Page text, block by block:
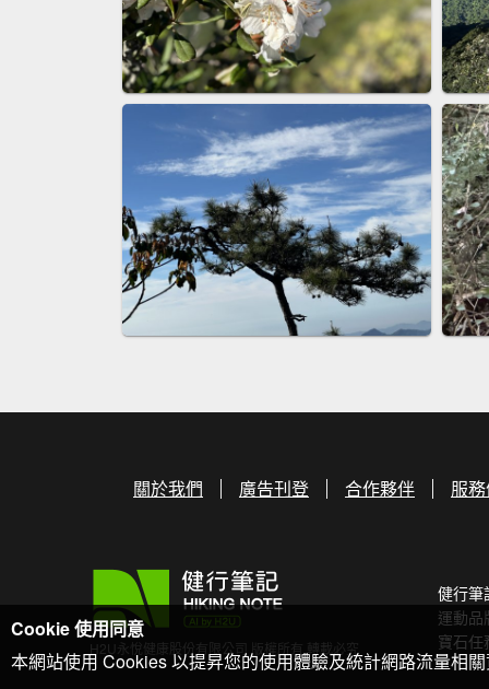
關於我們 廣告刊登 合作夥伴 服
H2U永悅健康股份有限公司 版權所有 轉載必究
健行筆
運動品
寶石任
Cookie 使用同意
本網站使用 Cookies 以提昇您的使用體驗及統計網路流量相